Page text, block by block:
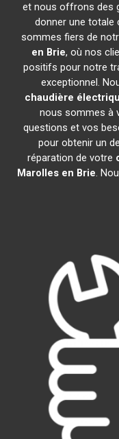
et nous offrons des
donner une totale
sommes fiers de
en Brie, où nos
positifs pour notre
exceptionnel.
chaudière
nous sommes à
questions et vos
pour obtenir un
réparation de votre
Marolles en Brie.